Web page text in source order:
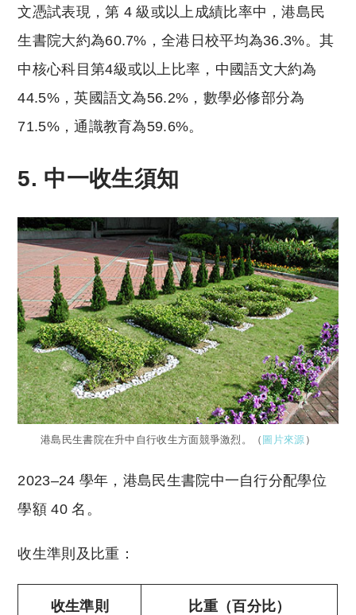
文憑試表現，第 4 級或以上成績比率中，港島民
生書院大約為60.7%，全港日校平均為36.3%。其
中核心科目第4級或以上比率，中國語文大約為
44.5%，英國語文為56.2%，數學必修部分為
71.5%，通識教育為59.6%。
5. 中一收生須知
港島民生書院在升中自行收生方面競爭激烈。（ 圖片來源 ）
2023–24 學年，港島民生書院中一自行分配學位
學額 40 名。
收生準則及比重：
收生準則 比重（百分比）